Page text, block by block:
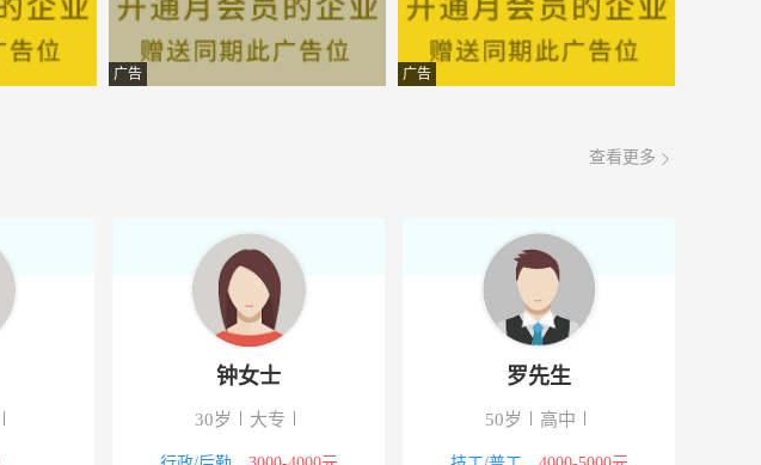
-镇坪 面议 08-08
-镇平 面议 08-08
-镇坪 08-08
08-08
08-08
08-08
广告 广告
查看更多
钟女士
30岁 大专
罗先生
50岁 高中